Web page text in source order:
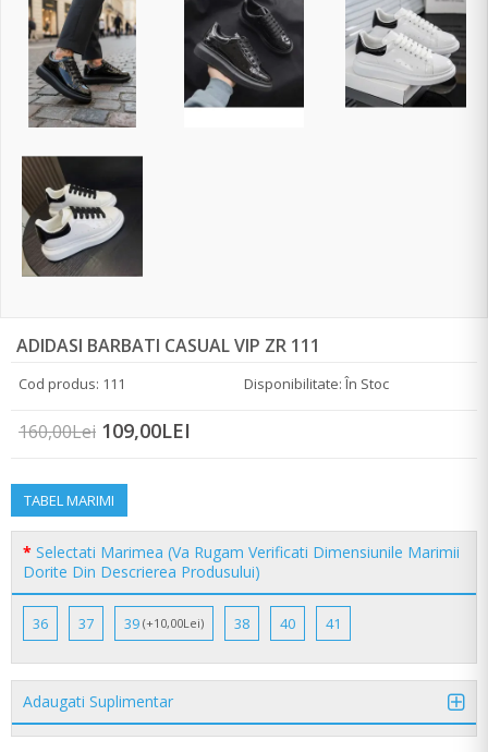
ADIDASI BARBATI CASUAL VIP ZR 111
Cod produs: 111 Disponibilitate: În Stoc
160,00Lei 109,00LEI
TABEL MARIMI
Selectati Marimea (Va Rugam Verificati Dimensiunile Marimii
Dorite Din Descrierea Produsului)
36 37 39 (+10,00Lei) 38 40 41
Adaugati Suplimentar